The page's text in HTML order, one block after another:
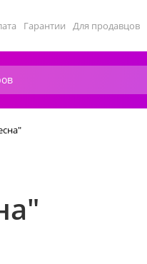
Гарантии Для продавцов